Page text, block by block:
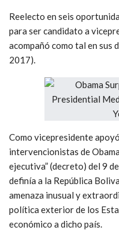
Reelecto en seis
para ser candidato a
acompañó como tal en sus
2017).
Como vicepresidente
intervencionistas de
ejecutiva” (decreto) del 9
definía a la República
amenaza inusual y
política exterior de los
económico a dicho país.